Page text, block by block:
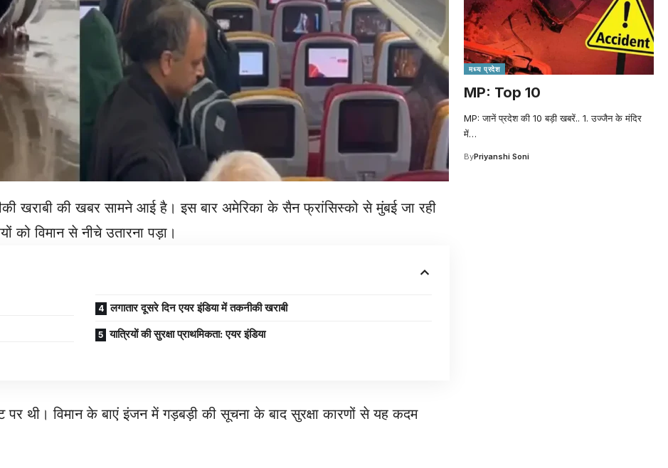
खराबी की खबर सामने आई है। इस बार अमेरिका के सैन फ्रांसिस्को से मुंबई जा रही
को विमान से नीचे उतारना पड़ा।
लगातार दूसरे दिन एयर इंडिया में तकनीकी खराबी
यात्रियों की सुरक्षा प्राथमिकता: एयर इंडिया
पर थी। विमान के बाएं इंजन में गड़बड़ी की सूचना के बाद सुरक्षा कारणों से यह कदम
मध्य प्रदेश
MP: Top 10
MP: जानें प्रदेश की 10 बड़ी खबरें.. 1. उज्जैन के मंदिर
में…
ByPriyanshi Soni